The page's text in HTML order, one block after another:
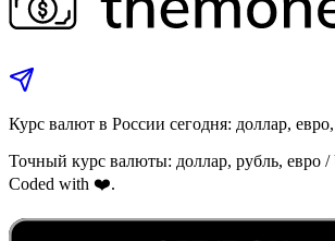
Курс валют в России сегодня: доллар,
Точный курс валюты: доллар, рубль, евро
Coded with ❤️.